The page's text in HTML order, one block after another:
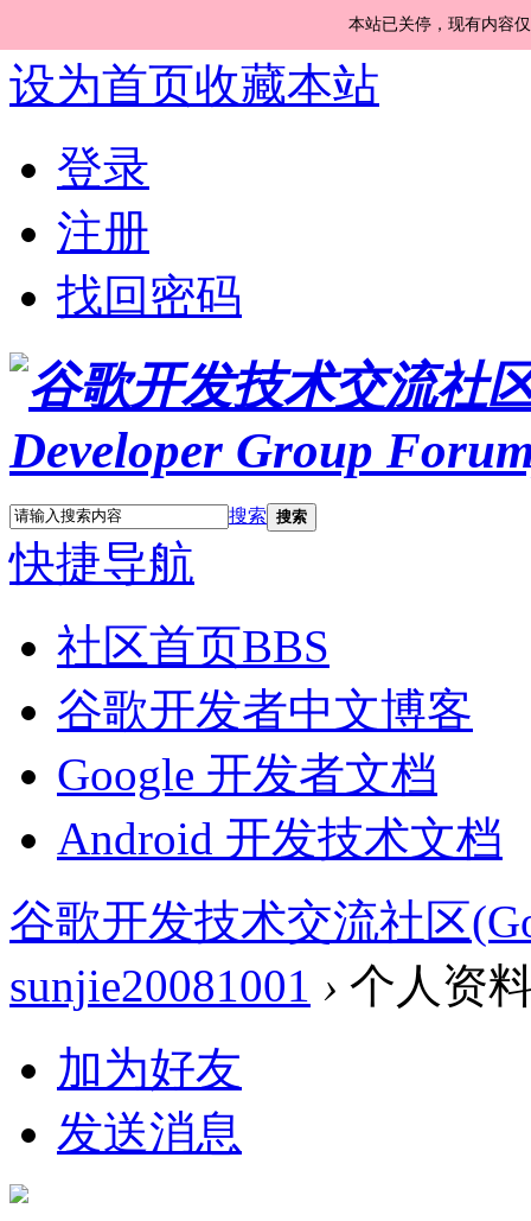
本站已关停，现有内容
设为首页收藏本站
登录
注册
找回密码
搜索 搜索
快捷导航
社区首页BBS
谷歌开发者中文博客
Google 开发者文档
Android 开发技术文档
谷歌开发技术交流社区
sunjie20081001 › 个人资
加为好友
发送消息